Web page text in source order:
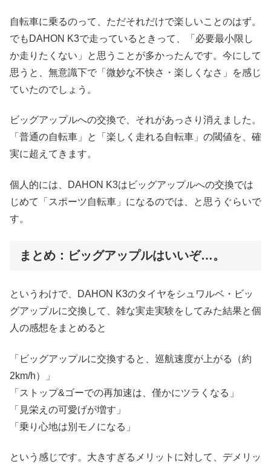
自転車に乗るのって、ただそれだけで楽しいことのはず。
でもDAHON K3で走っているときって、「必要最小限し
か走りたくない」と思うことが多かったんです。今にして
思うと、無意識下で「微妙な不快さ・楽しくなさ」を感じ
ていたのでしょう。
ビッグアップルへの交換で、それがあっさり消えました。
「普通の自転車」と「楽しく走れる自転車」の閾値を、確
実に超えてきます。
個人的には、DAHON K3はビッグアップルへの交換では
じめて「スポーツ自転車」になるのでは、と思うぐらいで
す。
まとめ：ビッグアップルはいいぞ…。
というわけで、DAHON K3のタイヤをシュワルベ・ビッ
グアップルに交換して、雑な実走実験をしてみた結果と個
人の感想をまとめると
「ビッグアップルに交換すると、巡航速度が上がる（約
2km/h）」
「ストップ&ゴーでの再加速は、僅かにツラくなる」
「見栄えの可愛げが増す」
「乗り心地は別モノになる」
という感じです。大きすぎるメリットに対して、デメリッ